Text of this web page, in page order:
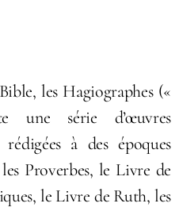
les Hagiographes («
une série d’œuvres
à des époques
Proverbes, le Livre de
le Livre de Ruth, les